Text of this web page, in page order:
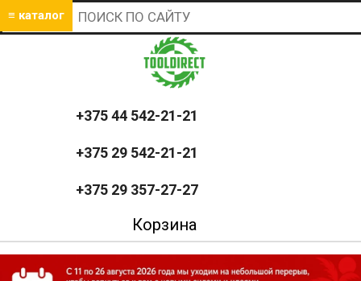
≡ каталог
+375 44 542-21-21
+375 29 542-21-21
+375 29 357-27-27
Корзина